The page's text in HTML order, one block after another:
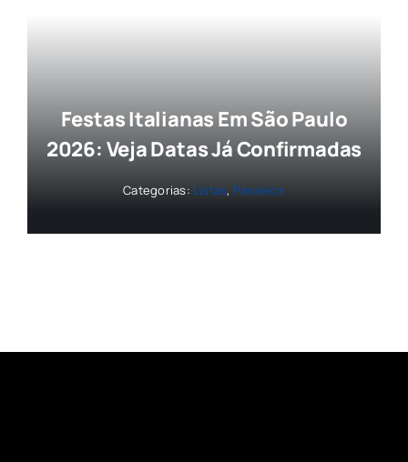
Festas Italianas Em São Paulo
2026: Veja Datas Já Confirmadas
Categorias: Listas, Passeios